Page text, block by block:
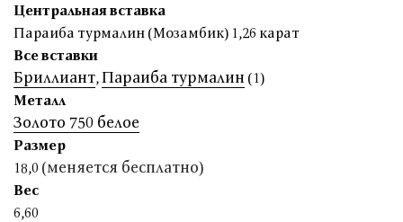
Центральная вставка
Параиба турмалин (Мозамбик) 1,26 карат
Все вставки
Бриллиант,Параиба турмалин (1)
Металл
Золото 750 белое
Размер
18,0 (меняется бесплатно)
Вес
6,60